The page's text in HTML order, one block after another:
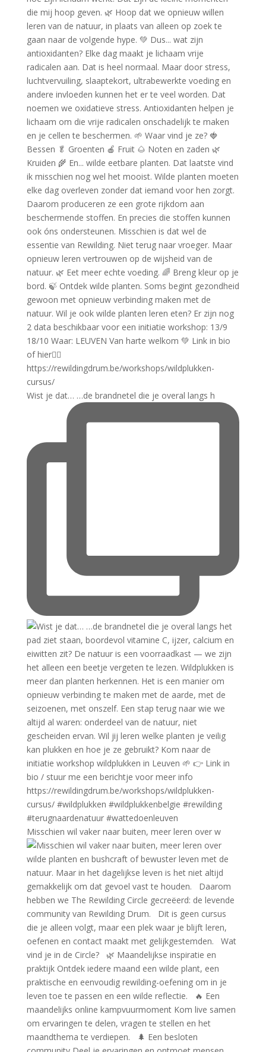
Wist je dat… …de brandnetel die je overal langs h
Misschien wil vaker naar buiten, meer leren over w